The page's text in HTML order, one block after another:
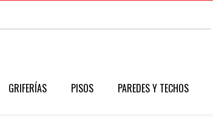
GRIFERÍAS PISOS PAREDES Y TECHOS